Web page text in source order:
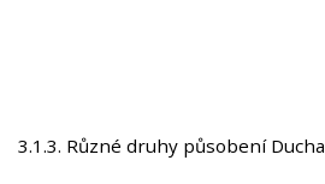
3.1.3. Různé druhy působení Ducha